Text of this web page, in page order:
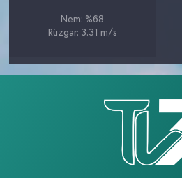
Nem: %68
Rüzgar: 3.31 m/s